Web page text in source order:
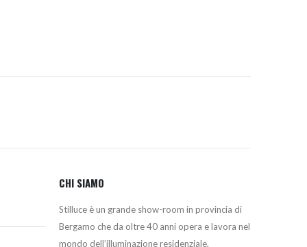
CHI SIAMO
Stilluce è un grande show-room in provincia di
Bergamo che da oltre 40 anni opera e lavora nel
mondo dell’illuminazione residenziale,